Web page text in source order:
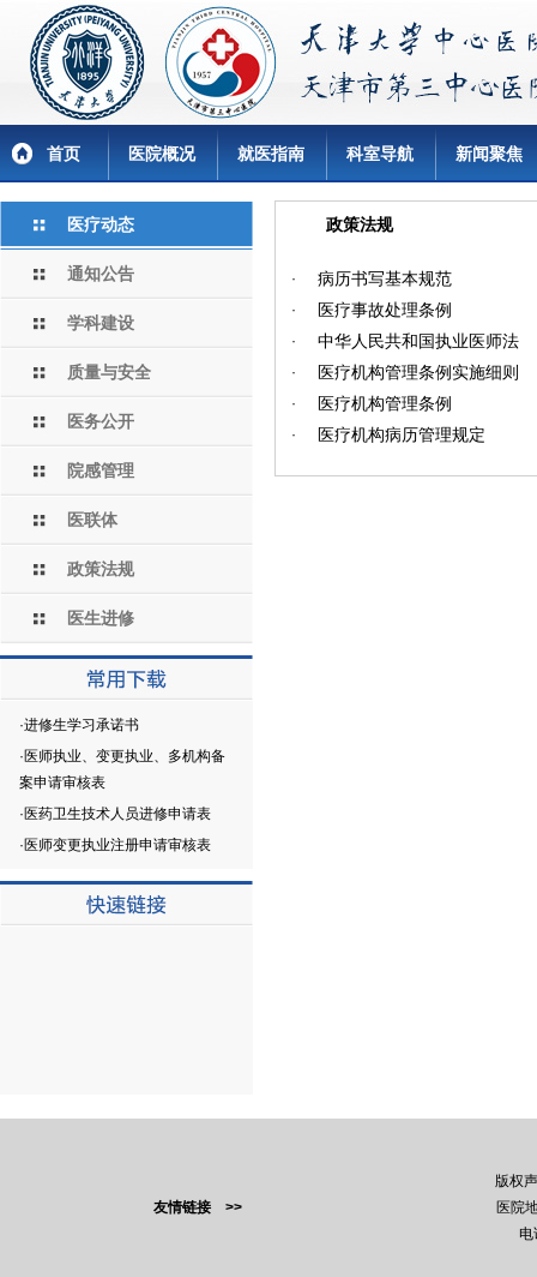
首页 医院概况 就医指南 科室导航 新闻聚焦
医疗动态
通知公告
学科建设
质量与安全
医务公开
院感管理
医联体
政策法规
医生进修
·进修生学习承诺书
· 医师执业、变更执业、多机构备
案申请审核表
· 医药卫生技术人员进修申请表
· 医师变更执业注册申请审核表
政策法规
· 病历书写基本规范
· 医疗事故处理条例
· 中华人民共和国执业医师法
· 医疗机构管理条例实施细则
· 医疗机构管理条例
· 医疗机构病历管理规定
友情链接 >>
版权
医院